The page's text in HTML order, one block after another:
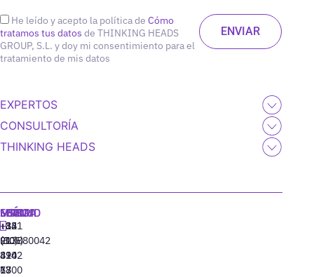
He leído y acepto la política de Cómo
tratamos tus datos de THINKING HEADS
GROUP, S.L. y doy mi consentimiento para el
tratamiento de mis datos
EXPERTOS
CONSULTORÍA
THINKING HEADS
MADRID
+34
91
310
77
MIAMI
+1
(305)
424
13
SEÚL
+82
(10)
8942
6800
LISBOA
‪+351
213880042